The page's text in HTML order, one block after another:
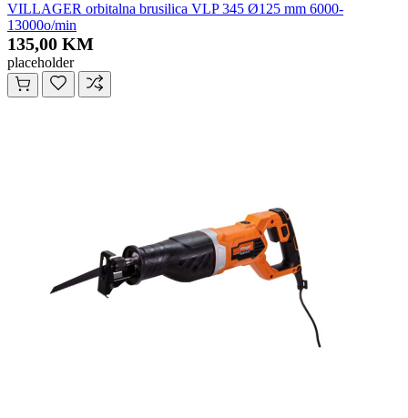
VILLAGER orbitalna brusilica VLP 345 Ø125 mm 6000-
13000o/min
135,00 KM
placeholder